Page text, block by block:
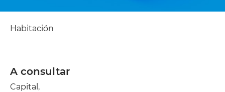
Habitación
A consultar
Capital,